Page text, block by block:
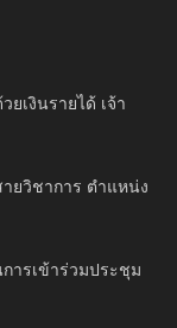
เงินรายได้ เจ้า
ยวิชาการ ตําแหน่ง
ารเข้าร่วมประชุม